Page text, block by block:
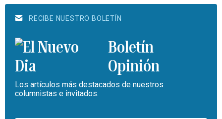
RECIBE NUESTRO BOLETÍN
Boletín
Opinión
Los artículos más destacados de nuestros
columnistas e invitados.